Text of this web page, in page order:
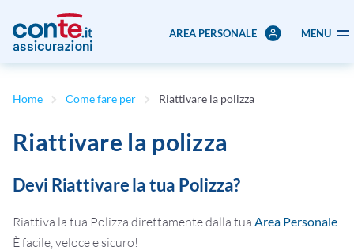
AREA PERSONALE MENU
Home Come fare per Riattivare la polizza
Riattivare la polizza
Devi Riattivare la tua Polizza?
Riattiva la tua Polizza direttamente dalla tua Area Personale.
È facile, veloce e sicuro!